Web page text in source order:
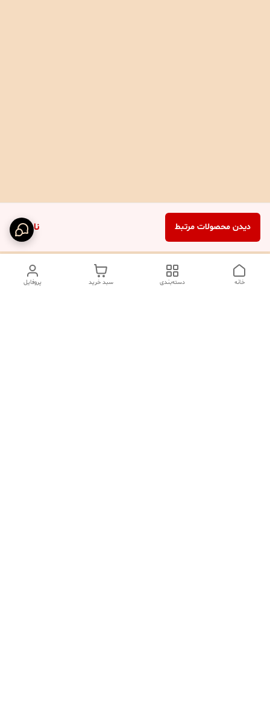
ناموجود دیدن محصولات مرتبط
پروفایل سبد خرید دسته‌بندی خانه